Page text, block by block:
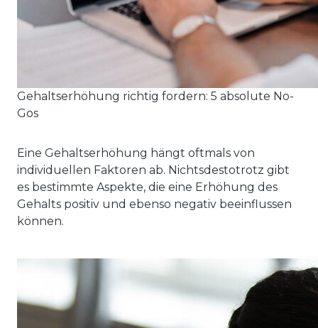
Gehaltserhöhung richtig fordern: 5 absolute No-
Gos
Eine Gehaltserhöhung hängt oftmals von
individuellen Faktoren ab. Nichtsdestotrotz gibt
es bestimmte Aspekte, die eine Erhöhung des
Gehalts positiv und ebenso negativ beeinflussen
können.